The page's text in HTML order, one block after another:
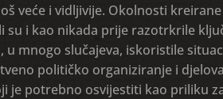
veće i vidljivije. Okolnosti
su i kao nikada prije razotrkrile
mnogo slučajeva, iskoristile
političko organiziranje i
je potrebno osvijestiti kao priliku